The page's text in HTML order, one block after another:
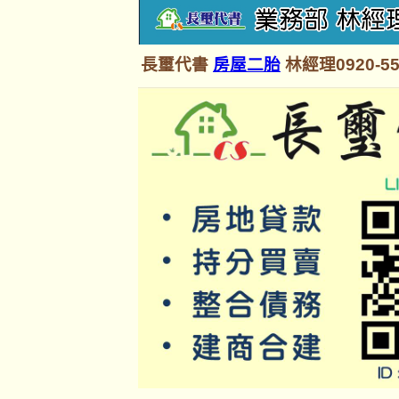
長璽代書 房屋二胎 林經理0920-